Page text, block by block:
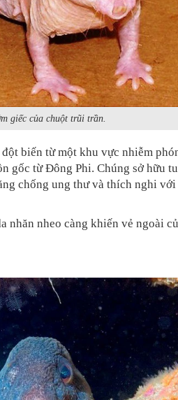
giếc của chuột trũi trần.
biến từ một khu vực nhiễm
gốc từ Đông Phi. Chúng sở hữu
chống ung thư và thích nghi với
nhăn nheo càng khiến vẻ ngoài